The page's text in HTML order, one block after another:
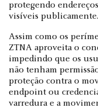
protegendo
visíveis publicamente.
Assim como os
ZTNA aproveita o
impedindo que os
não tenham
proteção contra o
endpoint ou
varredura e a